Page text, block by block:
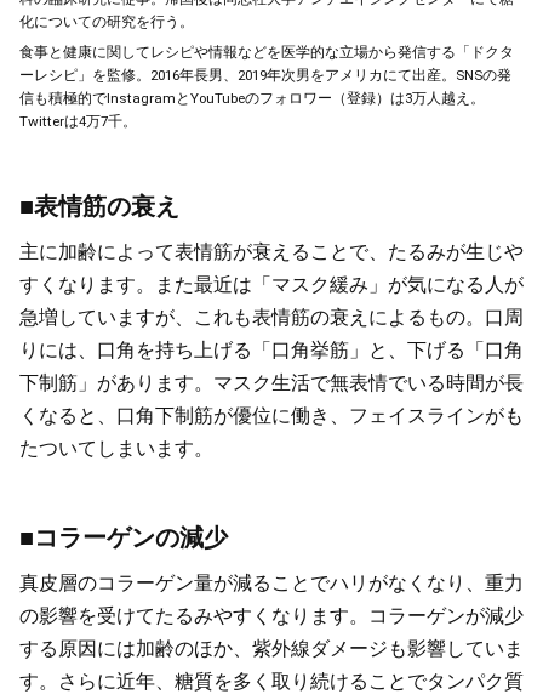
化についての研究を行う。
食事と健康に関してレシピや情報などを医学的な立場から発信する「ドクタ
ーレシピ」を監修。2016年長男、2019年次男をアメリカにて出産。SNSの発
信も積極的でInstagramとYouTubeのフォロワー（登録）は3万人越え。
Twitterは4万7千。
■表情筋の衰え
主に加齢によって表情筋が衰えることで、たるみが生じや
すくなります。また最近は「マスク緩み」が気になる人が
急増していますが、これも表情筋の衰えによるもの。口周
りには、口角を持ち上げる「口角挙筋」と、下げる「口角
下制筋」があります。マスク生活で無表情でいる時間が長
くなると、口角下制筋が優位に働き、フェイスラインがも
たついてしまいます。
■コラーゲンの減少
真皮層のコラーゲン量が減ることでハリがなくなり、重力
の影響を受けてたるみやすくなります。コラーゲンが減少
する原因には加齢のほか、紫外線ダメージも影響していま
す。さらに近年、糖質を多く取り続けることでタンパク質